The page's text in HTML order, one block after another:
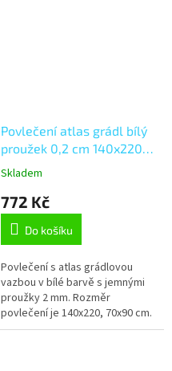
Povlečení atlas grádl bílý
proužek 0,2 cm 140x220,
70x90 cm
Skladem
772 Kč
Do košíku
Povlečení s atlas grádlovou
vazbou v bílé barvě s jemnými
proužky 2 mm. Rozměr
povlečení je 140x220, 70x90 cm.